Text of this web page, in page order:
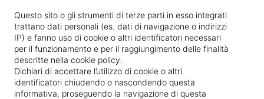
Diplomatapresso la scuolaDORA
Bruschinel25/06/1996
Specializzata in
Vedi le informazioni di Manuela
Questo sito o gli strumenti di terze parti in esso integrati
trattano dati personali (es. dati di navigazione o indirizzi
IP) e fanno uso di cookie o altri identificatori necessari
per il funzionamento e per il raggiungimento delle finalità
descritte nella cookie policy.
Dichiari di accettare l’utilizzo di cookie o altri
identificatori chiudendo o nascondendo questa
informativa, proseguendo la navigazione di questa